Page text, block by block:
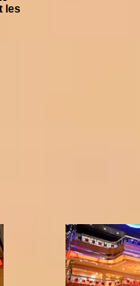
les